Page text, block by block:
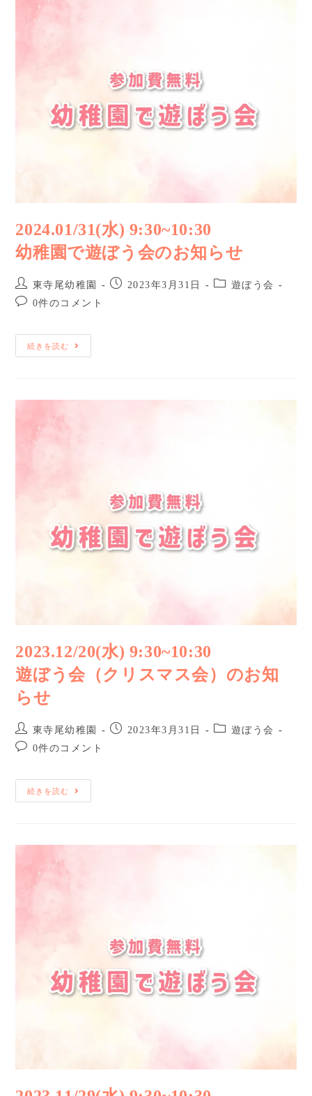
2024.01/31(水) 9:30~10:30
幼稚園で遊ぼう会のお知らせ
東寺尾幼稚園 2023年3月31日
遊ぼう会
0件のコメント
続きを読む
2023.12/20(水) 9:30~10:30
遊ぼう会（クリスマス会）のお知
らせ
東寺尾幼稚園 2023年3月31日
遊ぼう会
0件のコメント
続きを読む